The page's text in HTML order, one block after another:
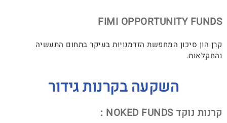
FIMI OPPORTUNITY FUNDS
קרן הון סיכון המחפשת הזדמנויות בעיקר בתחום התעשיה
והחקלאות.
השקעה בקרנות גידור
קרנות נוקד NOKED FUNDS :